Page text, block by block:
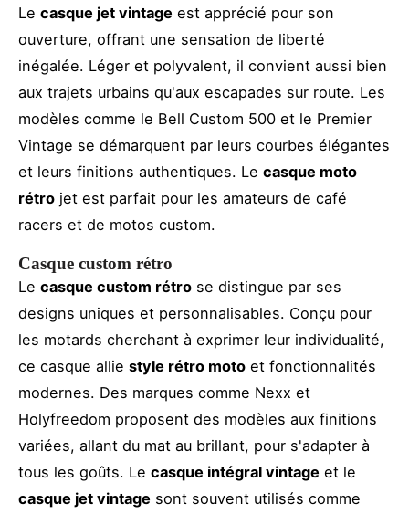
Le casque jet vintage est apprécié pour son
ouverture, offrant une sensation de liberté
inégalée. Léger et polyvalent, il convient aussi bien
aux trajets urbains qu'aux escapades sur route. Les
modèles comme le Bell Custom 500 et le Premier
Vintage se démarquent par leurs courbes élégantes
et leurs finitions authentiques. Le casque moto
rétro jet est parfait pour les amateurs de café
racers et de motos custom.
Casque custom rétro
Le casque custom rétro se distingue par ses
designs uniques et personnalisables. Conçu pour
les motards cherchant à exprimer leur individualité,
ce casque allie style rétro moto et fonctionnalités
modernes. Des marques comme Nexx et
Holyfreedom proposent des modèles aux finitions
variées, allant du mat au brillant, pour s'adapter à
tous les goûts. Le casque intégral vintage et le
casque jet vintage sont souvent utilisés comme